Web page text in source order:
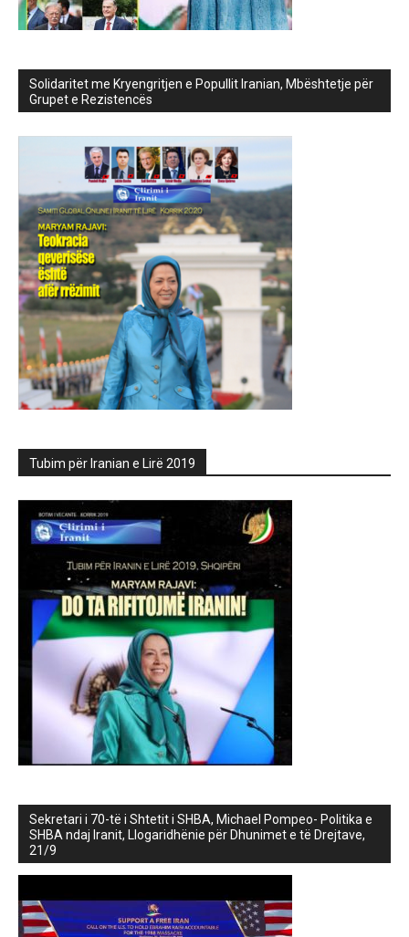
Solidaritet me Kryengritjen e Popullit Iranian, Mbështetje për
Grupet e Rezistencës
Tubim për Iranian e Lirë 2019
Sekretari i 70-të i Shtetit i SHBA, Michael Pompeo- Politika e
SHBA ndaj Iranit, Llogaridhënie për Dhunimet e të Drejtave,
21/9